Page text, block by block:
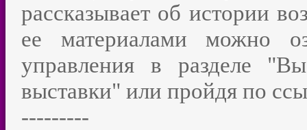
рассказывает об истории
ее материалами можно
управления в разделе
выставки" или пройдя по
---------